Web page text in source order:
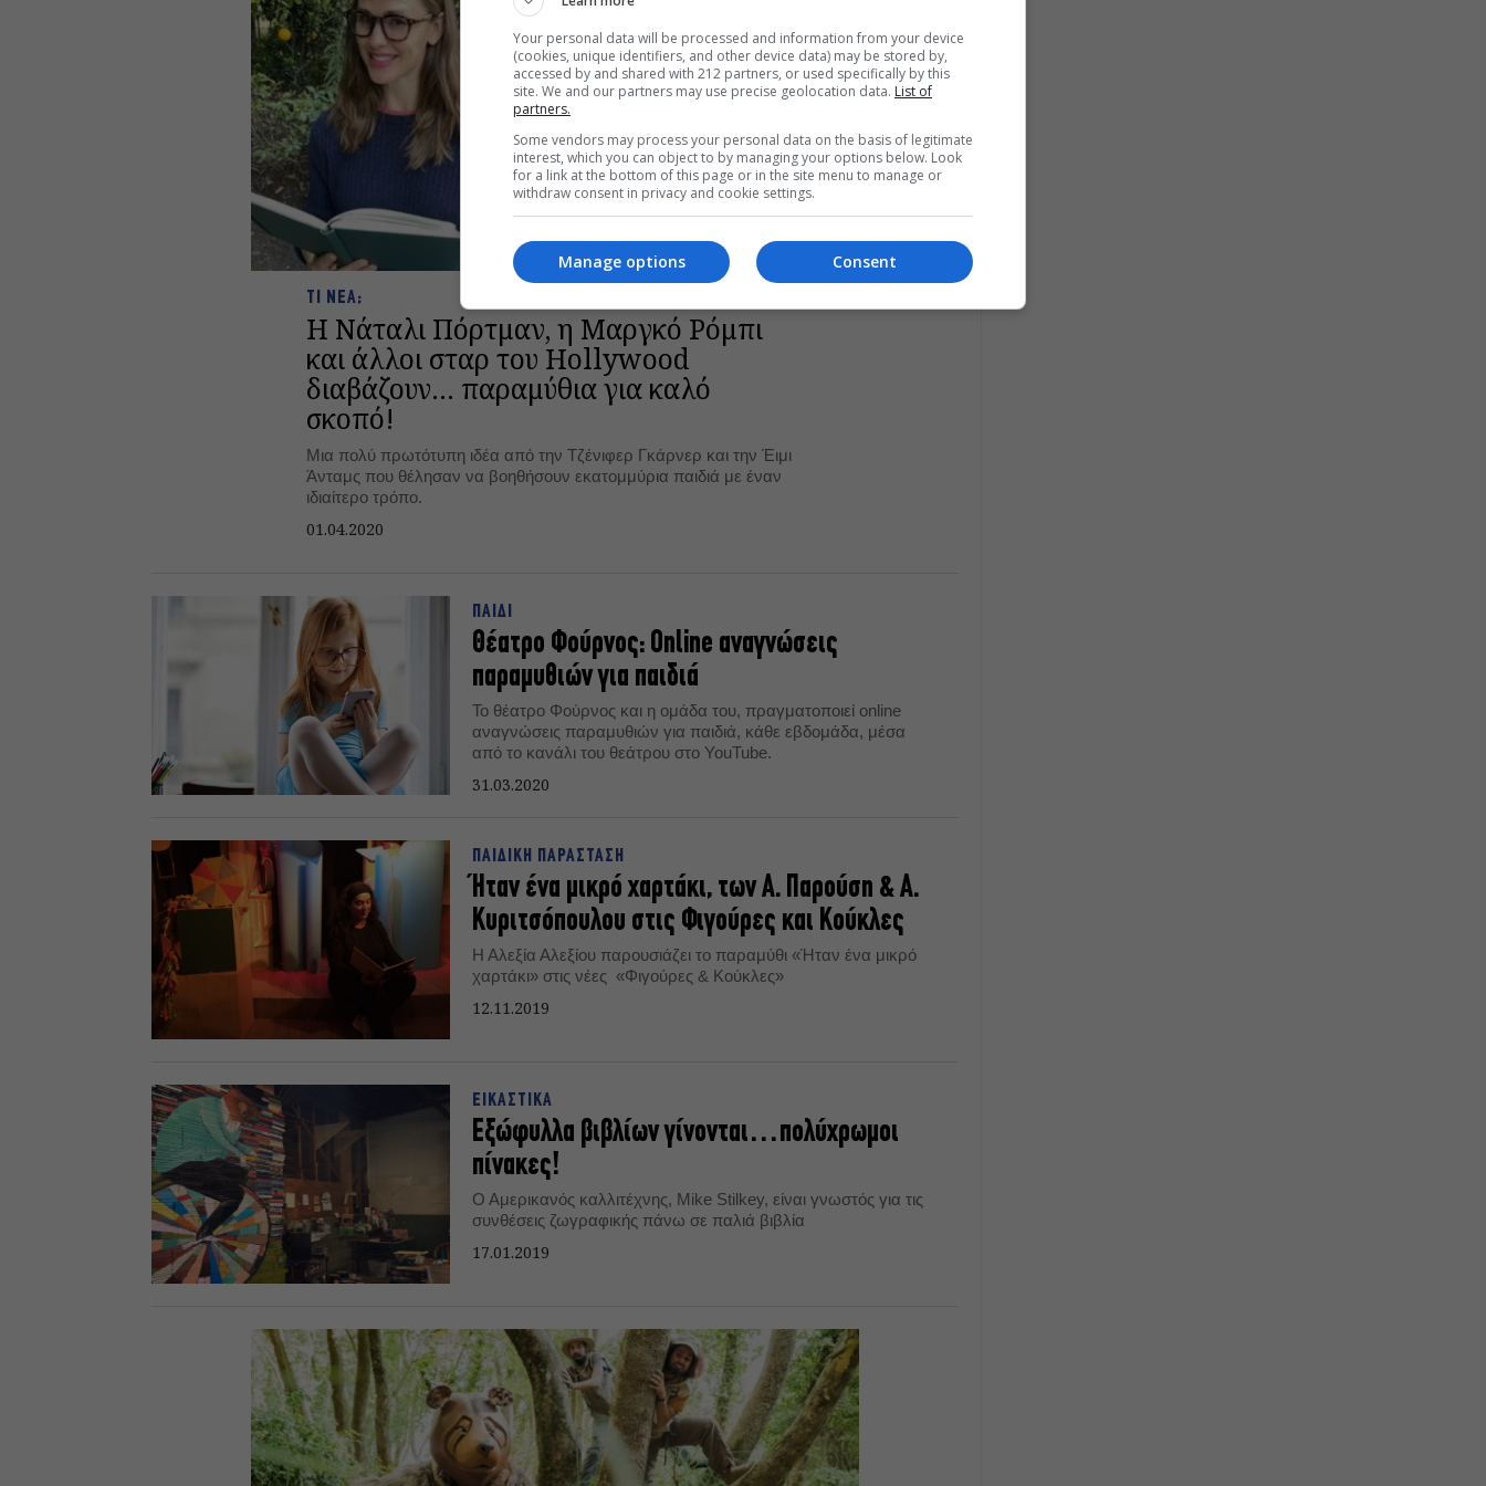
ΤΙ ΝΕΑ;
H Νάταλι Πόρτμαν, η Μαργκό Ρόμπι
και άλλοι σταρ του Hollywood
διαβάζουν… παραμύθια για καλό
σκοπό!
Μια πολύ πρωτότυπη ιδέα από την Τζένιφερ Γκάρνερ και την Έιμι
Άνταμς που θέλησαν να βοηθήσουν εκατομμύρια παιδιά με έναν
ιδιαίτερο τρόπο.
01.04.2020
ΠΑΙΔΙ
Θέατρο Φούρνος: Online αναγνώσεις
παραμυθιών για παιδιά
To θέατρο Φούρνος και η ομάδα του, πραγματοποιεί online
αναγνώσεις παραμυθιών για παιδιά, κάθε εβδομάδα, μέσα
από το κανάλι του θεάτρου στο YouTube.
31.03.2020
ΠΑΙΔΙΚΗ ΠΑΡΑΣΤΑΣΗ
Ήταν ένα μικρό χαρτάκι, των Α. Παρούση & Α.
Κυριτσόπουλου στις Φιγούρες και Κούκλες
Η Αλεξία Αλεξίου παρουσιάζει το παραμύθι «Ήταν ένα μικρό
χαρτάκι» στις νέες «Φιγούρες & Κούκλες»
12.11.2019
ΕΙΚΑΣΤΙΚΑ
Εξώφυλλα βιβλίων γίνονται…πολύχρωμοι
πίνακες!
Ο Αμερικανός καλλιτέχνης, Mike Stilkey, είναι γνωστός για τις
συνθέσεις ζωγραφικής πάνω σε παλιά βιβλία
17.01.2019
Your personal data will be processed and information from your device
(cookies, unique identifiers, and other device data) may be stored by,
accessed by and shared with 212 partners, or used specifically by this
site. We and our partners may use precise geolocation data. List of
partners.
Some vendors may process your personal data on the basis of legitimate
interest, which you can object to by managing your options below. Look
for a link at the bottom of this page or in the site menu to manage or
withdraw consent in privacy and cookie settings.
Consent
Manage options